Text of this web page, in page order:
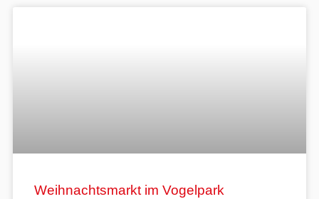
Weihnachtsmarkt im Vogelpark